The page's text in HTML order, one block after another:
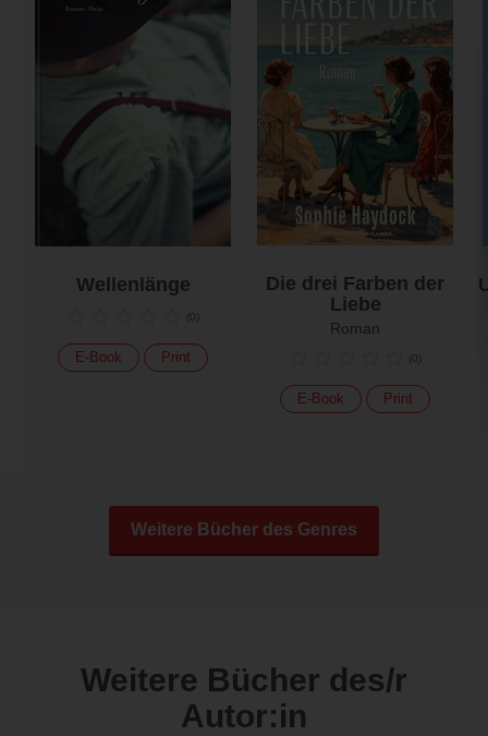
Wellenlänge
(0)
E-Book Print
Die drei Farben der
Liebe
Roman
(0)
E-Book Print
Weitere Bücher des Genres
Weitere Bücher des/r
Autor:in